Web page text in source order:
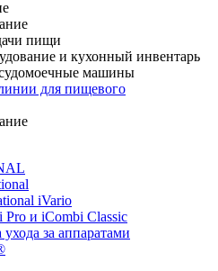
пищи
и кухонный инвентарь
машины
для пищевого
iVario
Pro и iCombi Classic
за аппаратами